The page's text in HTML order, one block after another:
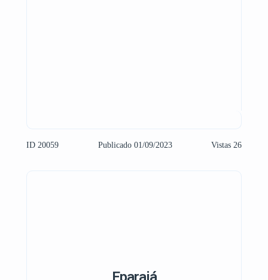
ID 20059 Publicado 01/09/2023 Vistas 26